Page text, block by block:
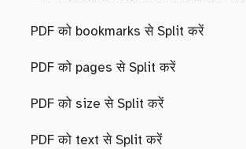
PDF को bookmarks से Split करें
PDF को pages से Split करें
PDF को size से Split करें
PDF को text से Split करें